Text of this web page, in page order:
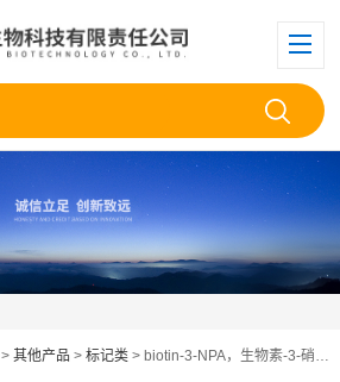
> 其他产品 > 标记类 > biotin-3-NPA，生物素-3-硝基丙酸